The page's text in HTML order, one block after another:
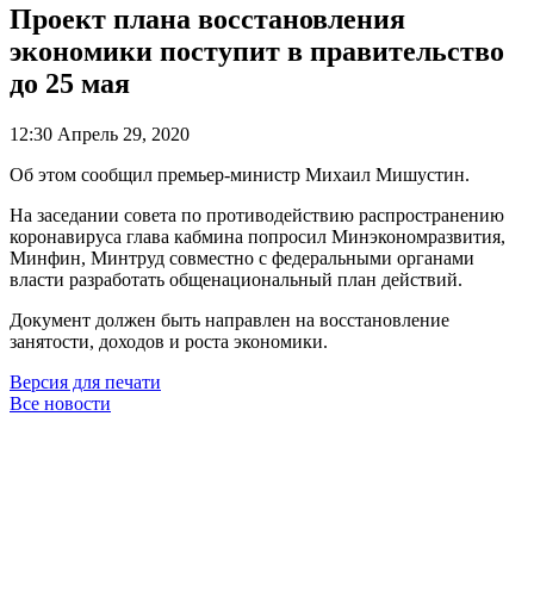
Проект плана восстановления
экономики поступит в правительство
до 25 мая
12:30 Апрель 29, 2020
Об этом сообщил премьер-министр Михаил Мишустин.
На заседании совета по противодействию распространению
коронавируса глава кабмина попросил Минэкономразвития,
Минфин, Минтруд совместно с федеральными органами
власти разработать общенациональный план действий.
Документ должен быть направлен на восстановление
занятости, доходов и роста экономики.
Версия для печати
Все новости